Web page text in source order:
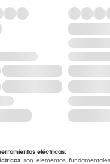
eléctricas:
son elementos